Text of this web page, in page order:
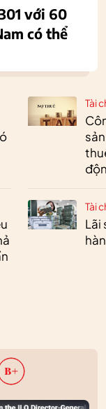
Tài
Tài
Lãi
với 60
có thể